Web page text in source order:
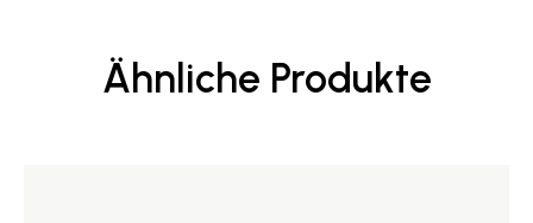
Ähnliche Produkte